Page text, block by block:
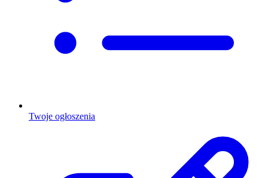
Twoje ogłoszenia